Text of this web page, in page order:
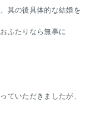
其の後具体的な結婚を
ふたりなら無事に
ていただきましたが、